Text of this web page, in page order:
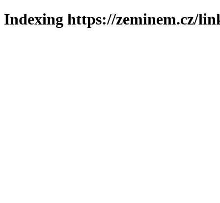
Indexing https://zeminem.cz/